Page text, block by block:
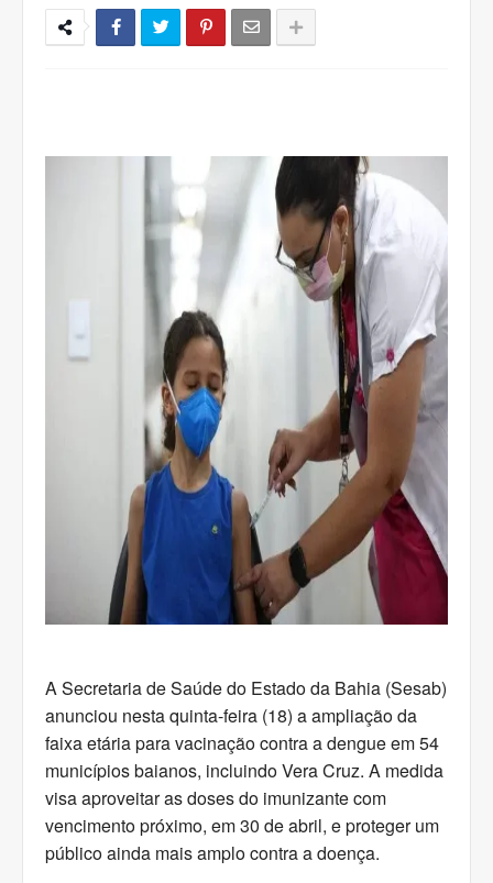
A Secretaria de Saúde do Estado da Bahia (Sesab)
anunciou nesta quinta-feira (18) a ampliação da
faixa etária para vacinação contra a dengue em 54
municípios baianos, incluindo Vera Cruz. A medida
visa aproveitar as doses do imunizante com
vencimento próximo, em 30 de abril, e proteger um
público ainda mais amplo contra a doença.